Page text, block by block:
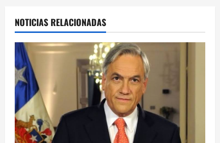
c
i
ó
n
d
e
NOTICIAS RELACIONADAS